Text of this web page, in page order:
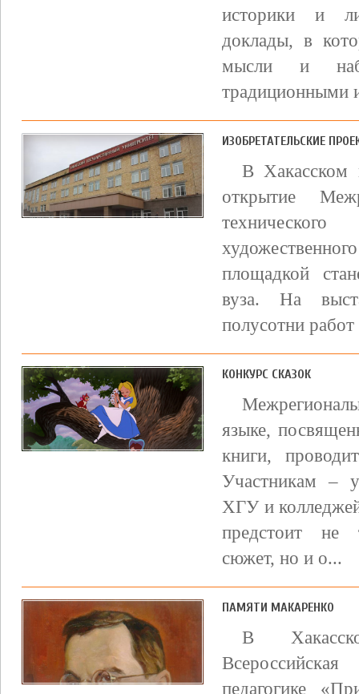
историки и
доклады, в
мысли и
традиционными
ИЗОБРЕТАТЕЛЬСКИЕ
В Хакасском
открытие
площадкой
вуза. На
полусотни
КОНКУРС СКАЗОК
языке,
книги,
Участникам –
ХГУ и
предстоит не
сюжет, но и о...
ПАМЯТИ МАКАРЕНКО
В
педагогике